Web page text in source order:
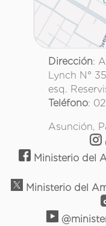
Dirección:
Lynch N°
esq.
Teléfono:
Asunción,
Ministerio del
Ministerio del